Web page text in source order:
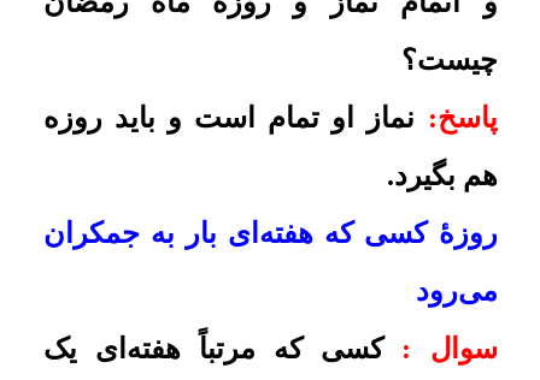
السفر است؛ یعنی هر 5 روز در جایی
ماه چیست؟
پاسخ:
شکسته است.وظیفۀ همسر
همسر شخص کثیر السفر، اگر
همراه شوهر خود به مسافرت برود،
پاسخ:
شکسته است
وظیفۀ کثیرالسّفری که جهلاً روزه را